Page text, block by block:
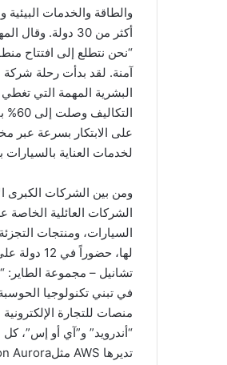
والطاقة والخدمات
أكثر من 30
البشرية المهمة التي
لخدمات العناية
الشركات العائلية
السيارات، ومنتجات
“أندرويد” و”آي أو إس”،